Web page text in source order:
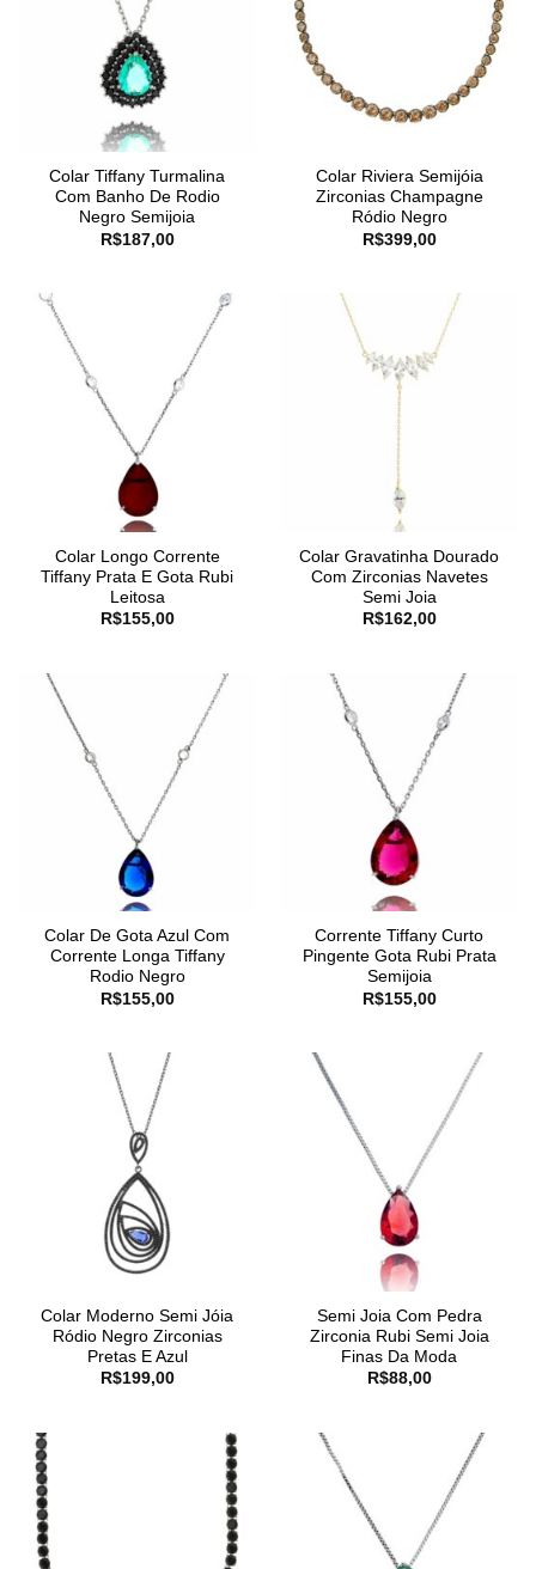
Colar Tiffany Turmalina
Com Banho De Rodio
Negro Semijoia
R$187,00
Colar Riviera Semijóia
Zirconias Champagne
Ródio Negro
R$399,00
Colar Longo Corrente
Tiffany Prata E Gota Rubi
Leitosa
R$155,00
Colar Gravatinha Dourado
Com Zirconias Navetes
Semi Joia
R$162,00
Colar De Gota Azul Com
Corrente Longa Tiffany
Rodio Negro
R$155,00
Corrente Tiffany Curto
Pingente Gota Rubi Prata
Semijoia
R$155,00
Colar Moderno Semi Jóia
Ródio Negro Zirconias
Pretas E Azul
R$199,00
Semi Joia Com Pedra
Zirconia Rubi Semi Joia
Finas Da Moda
R$88,00